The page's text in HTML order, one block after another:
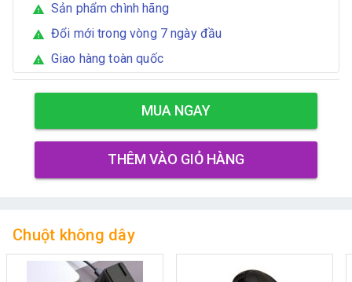
warning Sản phẩm chình hãng
warning Đổi mới trong vòng 7 ngày đầu
warning Giao hàng toàn quốc
MUA NGAY
THÊM VÀO GIỎ HÀNG
Chuột không dây